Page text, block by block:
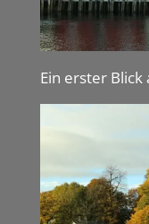
Ein erster Blick